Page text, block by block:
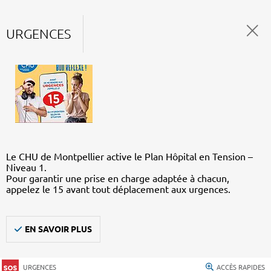
URGENCES
Le CHU de Montpellier active le Plan Hôpital en Tension –
Niveau 1.
Pour garantir une prise en charge adaptée à chacun,
appelez le 15 avant tout déplacement aux urgences.
EN SAVOIR PLUS
URGENCES ACCÈS RAPIDES